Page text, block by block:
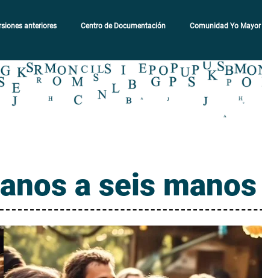
anteriores Centro de Documentación Comunidad Yo Mayor
a seis manos